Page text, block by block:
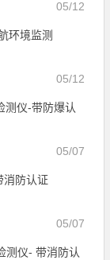
05/12
环境监测
05/12
测仪-带防爆认
05/07
消防认证
05/07
测仪- 带消防认